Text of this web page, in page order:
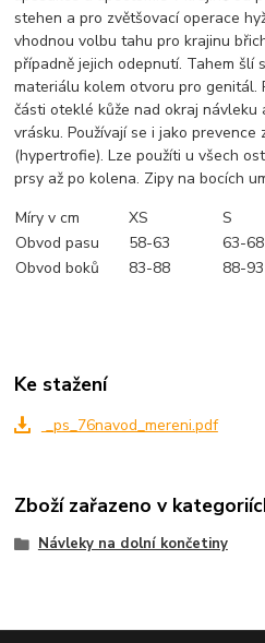
stehen a pro zvětšovací operace
vhodnou volbu tahu pro krajinu
případně jejich odepnutí. Tahem šlí
materiálu kolem otvoru pro genitál.
části oteklé kůže nad okraj návleku
vrásku. Používají se i jako
(hypertrofie). Lze použíti u všech
prsy až po kolena. Zipy na bocích
Míry v cm
XS S
Obvod pasu
58-63 63-68
Obvod boků
83-88 88-93
Ke stažení
_ps_76navod_mereni.pdf
Zboží zařazeno v
Návleky na dolní končetiny